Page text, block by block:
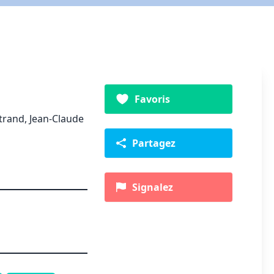
Jean-Claude
Favoris
Partagez
Signalez